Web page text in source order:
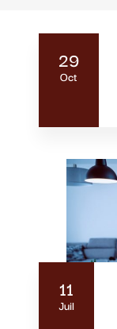
29
Oct
11
Juil